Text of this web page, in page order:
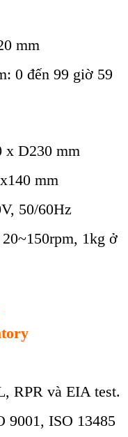
mm
0 đến 99 giờ 59
x D230 mm
mm
50/60Hz
1kg ở
RPR và EIA test.
9001, ISO 13485